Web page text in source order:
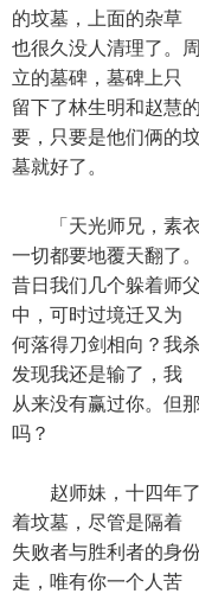
的坟墓，上面的杂草
也很久没人清理了。
立的墓碑，墓碑上只
留下了林生明和赵慧
要，只要是他们俩的
墓就好了。
「天光师兄，素衣
一切都要地覆天翻了。
昔日我们几个躲着师
中，可时过境迁又为
何落得刀剑相向？我
发现我还是输了，我
从来没有赢过你。但
吗？
赵师妹，十四年了
着坟墓，尽管是隔着
失败者与胜利者的身
走，唯有你一个人苦